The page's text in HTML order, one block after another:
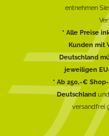
entnehmen
* Alle Preise
Kunden mit
Deutschland
jeweiligen
* Ab 250,-€
Deutschlandund
versandfrei